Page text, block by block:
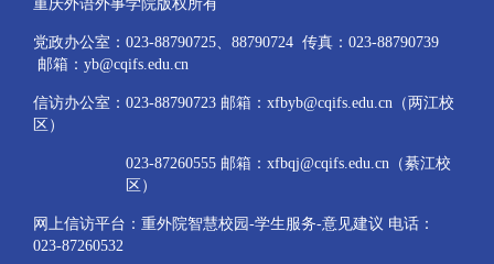
重庆外语外事学院版权所有
党政办公室：023-88790725、88790724 传真：023-88790739
邮箱：yb@cqifs.edu.cn
信访办公室：023-88790723 邮箱：xfbyb@cqifs.edu.cn（两江校
区）
023-87260555 邮箱：xfbqj@cqifs.edu.cn（綦江校
区）
网上信访平台：重外院智慧校园-学生服务-意见建议 电话：
023-87260532